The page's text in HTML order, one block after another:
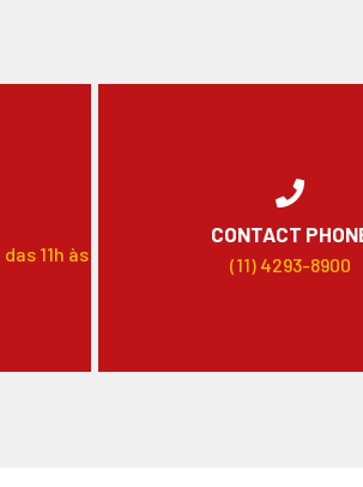
11h às
CONTACT
(11) 4293-8900